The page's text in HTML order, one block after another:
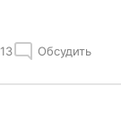
13 Обсудить